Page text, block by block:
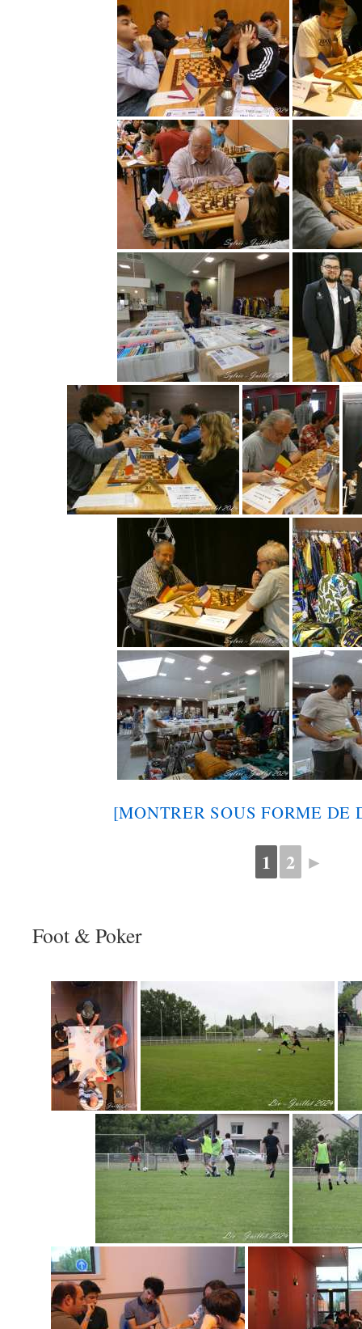
[MONTRER SOUS FORME
1 2 ►
Foot & Poker